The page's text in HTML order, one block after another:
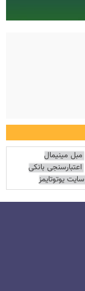
مبل مینیمال
اعتبارسنجی بانکی
سایت یوتوتایمز